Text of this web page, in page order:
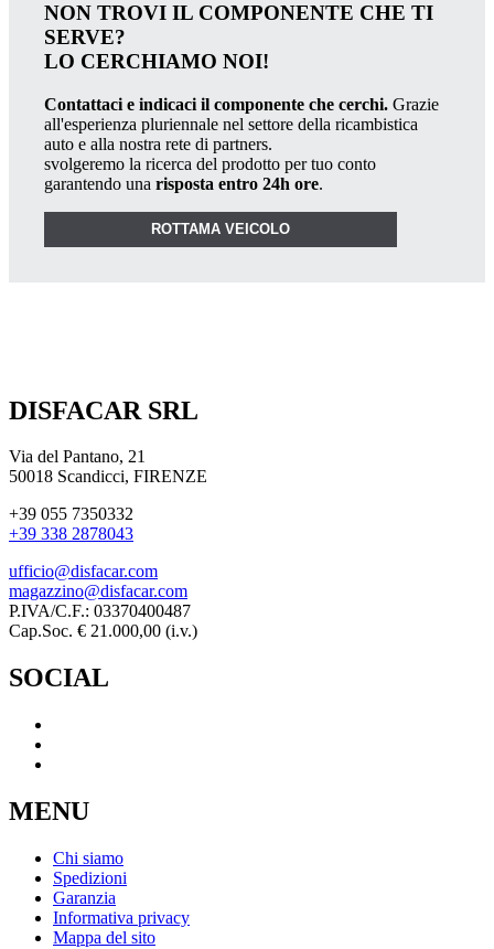
NON TROVI IL COMPONENTE CHE TI
SERVE?
LO CERCHIAMO NOI!
Contattaci e indicaci il componente che cerchi. Grazie
all'esperienza pluriennale nel settore della ricambistica
auto e alla nostra rete di partners.
svolgeremo la ricerca del prodotto per tuo conto
garantendo una risposta entro 24h ore.
ROTTAMA VEICOLO
DISFACAR SRL
Via del Pantano, 21
50018 Scandicci, FIRENZE
+39 055 7350332
+39 338 2878043
ufficio@disfacar.com
magazzino@disfacar.com
P.IVA/C.F.: 03370400487
Cap.Soc. € 21.000,00 (i.v.)
SOCIAL
MENU
Chi siamo
Spedizioni
Garanzia
Informativa privacy
Mappa del sito